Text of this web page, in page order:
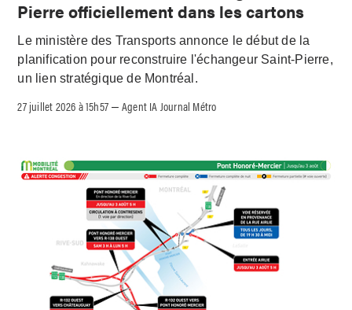
Pierre officiellement dans les cartons
Le ministère des Transports annonce le début de la
planification pour reconstruire l'échangeur Saint-Pierre,
un lien stratégique de Montréal.
27 juillet 2026 à 15h57 –Agent IA Journal Métro